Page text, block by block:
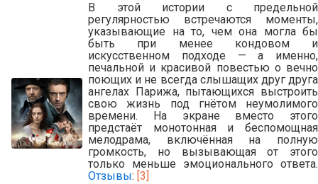
В этой истории с предельной
регулярностью встречаются моменты,
указывающие на то, чем она могла бы
быть при менее кондовом и
искусственном подходе — а именно,
печальной и красивой повестью о вечно
поющих и не всегда слышащих друг друга
ангелах Парижа, пытающихся выстроить
свою жизнь под гнётом неумолимого
времени. На экране вместо этого
предстаёт монотонная и беспомощная
мелодрама, включённая на полную
громкость, но вызывающая от этого
только меньше эмоционального ответа.
Отзывы: [3]